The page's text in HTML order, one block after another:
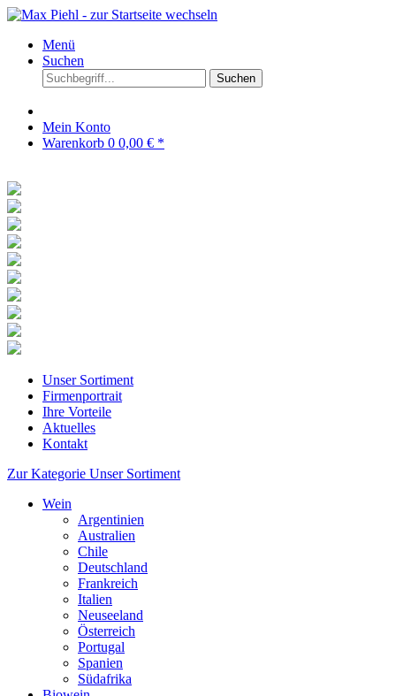
Menü
Suchen
Suchen
Mein Konto
Warenkorb 0 0,00 € *
Unser Sortiment
Firmenportrait
Ihre Vorteile
Aktuelles
Kontakt
Zur Kategorie Unser Sortiment
Wein
Argentinien
Australien
Chile
Deutschland
Frankreich
Italien
Neuseeland
Österreich
Portugal
Spanien
Südafrika